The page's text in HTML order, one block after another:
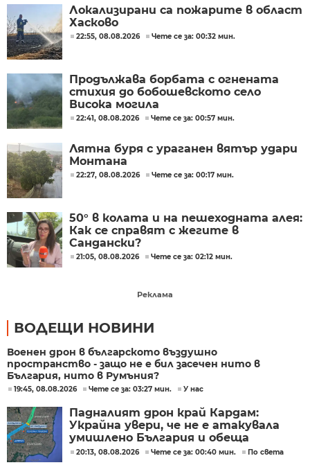
Локализирани са пожарите в област
Хасково
22:55, 08.08.2026 Чете се за: 00:32 мин.
Продължава борбата с огнената
стихия до бобошевското село
Висока могила
22:41, 08.08.2026 Чете се за: 00:57 мин.
Лятна буря с ураганен вятър удари
Монтана
22:27, 08.08.2026 Чете се за: 00:17 мин.
50° в колата и на пешеходната алея:
Как се справят с жегите в
Сандански?
21:05, 08.08.2026 Чете се за: 02:12 мин.
Реклама
ВОДЕЩИ НОВИНИ
Военен дрон в българското въздушно
пространство - защо не е бил засечен нито в
България, нито в Румъния?
19:45, 08.08.2026 Чете се за: 03:27 мин. У нас
Падналият дрон край Кардам:
Украйна увери, че не е атакувала
умишлено България и обеща
разследване
20:13, 08.08.2026 Чете се за: 00:40 мин. По света